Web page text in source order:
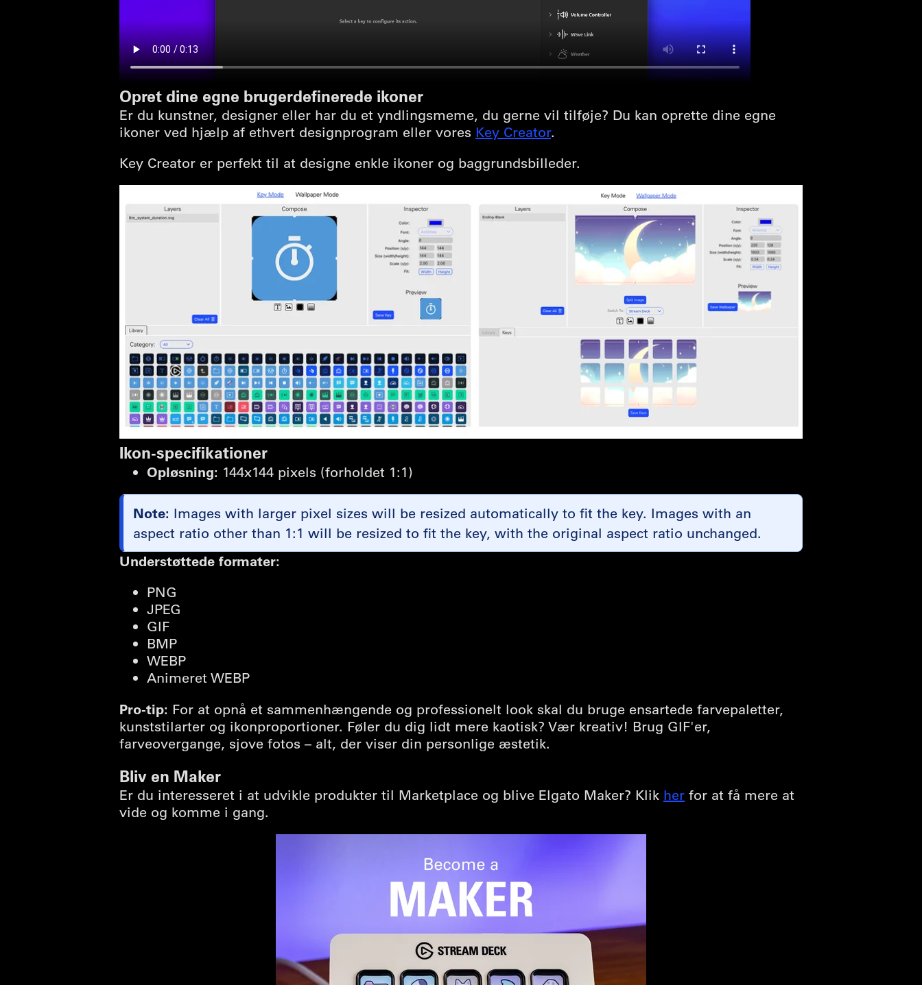
Opret dine egne brugerdefinerede ikoner
Er du kunstner, designer eller har du et yndlingsmeme, du gerne vil tilføje? Du kan oprette dine egne
ikoner ved hjælp af ethvert designprogram eller vores Key Creator.
Key Creator er perfekt til at designe enkle ikoner og baggrundsbilleder.
Ikon-specifikationer
Opløsning: 144x144 pixels (forholdet 1:1)
Note: Images with larger pixel sizes will be resized automatically to fit the key. Images with an
aspect ratio other than 1:1 will be resized to fit the key, with the original aspect ratio unchanged.
Understøttede formater:
PNG
JPEG
GIF
BMP
WEBP
Animeret WEBP
Pro-tip: For at opnå et sammenhængende og professionelt look skal du bruge ensartede farvepaletter,
kunststilarter og ikonproportioner. Føler du dig lidt mere kaotisk? Vær kreativ! Brug GIF'er,
farveovergange, sjove fotos – alt, der viser din personlige æstetik.
Bliv en Maker
Er du interesseret i at udvikle produkter til Marketplace og blive Elgato Maker? Klik her for at få mere at
vide og komme i gang.